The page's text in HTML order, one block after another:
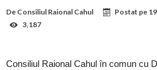
De Consiliul Raional Cahul Postat pe
3,187
Consiliul Raional Cahul în comun cu